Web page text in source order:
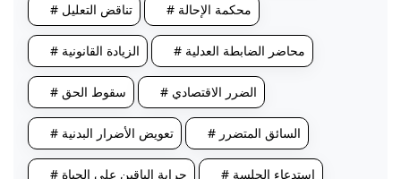
# تناقض التعليل # محكمة الإحالة
# الزيادة القانونية # محاضر الضابطة العدلية
# سقوط الحق # الضرر الاقتصادي
# تعويض الأضرار البدنية # السائق المتضرر
# جراية الباقين على الحياة # استدعاء الجلسة